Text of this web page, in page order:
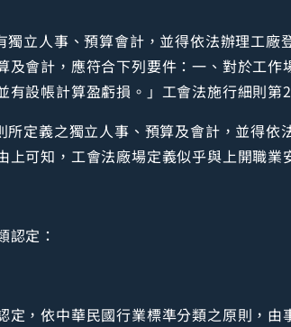
立人事、預算會計，並得依法辦理工
及會計，應符合下列要件：一、對於工
有設帳計算盈虧損。」工會法施行細則
定義之獨立人事、預算及會計，並得
可知，工會法廠場定義似乎與上開職業
認定：
定，依中華民國行業標準分類之原則，